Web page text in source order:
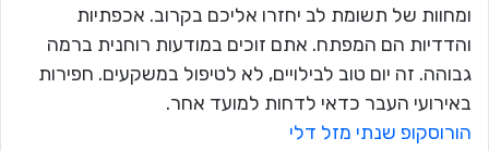
ומחוות של תשומת לב יחזרו אליכם בקרוב. אכפתיות
והדדיות הם המפתח. אתם זוכים במודעות רוחנית ברמה
גבוהה. זה יום טוב לבילויים, לא לטיפול במשקעים. חפירות
באירועי העבר כדאי לדחות למועד אחר.
הורוסקופ שנתי מזל דלי